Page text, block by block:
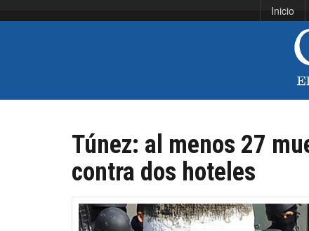
Inicio
Túnez: al menos 27
contra dos hoteles